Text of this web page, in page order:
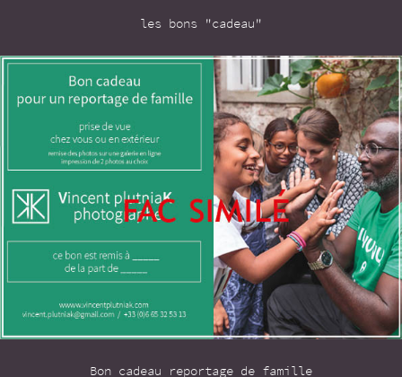
les bons "cadeau"
Bon cadeau reportage de famille